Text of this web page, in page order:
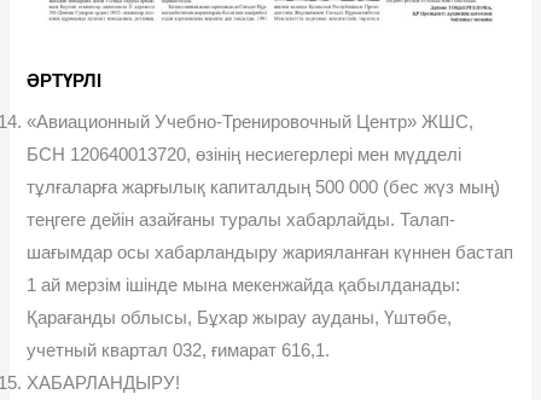
ӘРТҮРЛІ
«Авиационный Учебно-Тренировочный Центр» ЖШС,
БСН 120640013720, өзінің несиегерлері мен мүдделі
тұлғаларға жарғылық капиталдың 500 000 (бес жүз мың)
теңгеге дейін азайғаны туралы хабарлайды. Талап-
шағымдар осы хабарландыру жарияланған күннен бастап
1 ай мерзім ішінде мына мекенжайда қабылданады:
Қарағанды облысы, Бұхар жырау ауданы, Үштөбе,
учетный квартал 032, ғимарат 616,1.
ХАБАРЛАНДЫРУ!